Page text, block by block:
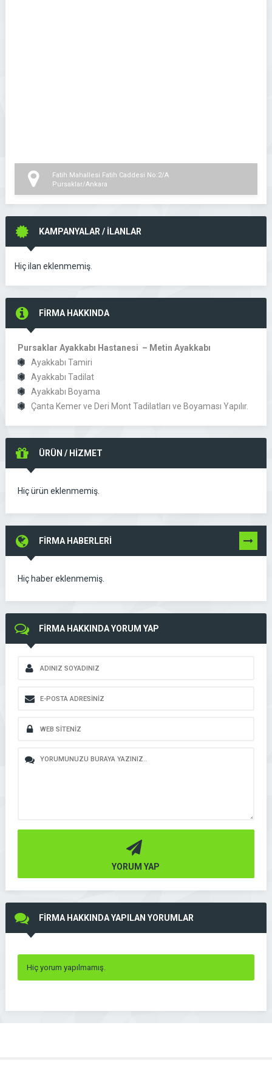
Fatih Mahallesi Fatih Caddesi No:2/A
Pursaklar/Ankara
KAMPANYALAR / İLANLAR
Hiç ilan eklenmemiş.
FİRMA HAKKINDA
Pursaklar Ayakkabı Hastanesi – Metin Ayakkabı
Ayakkabı Tamiri
Ayakkabı Tadilat
Ayakkabı Boyama
Çanta Kemer ve Deri Mont Tadilatları ve Boyaması Yapılır.
ÜRÜN / HİZMET
Hiç ürün eklenmemiş.
FİRMA HABERLERİ TÜMÜNÜ
GÖR
Hiç haber eklenmemiş.
FİRMA HAKKINDA YORUM YAP
YORUM YAP
FİRMA HAKKINDA YAPILAN YORUMLAR
Hiç yorum yapılmamış.